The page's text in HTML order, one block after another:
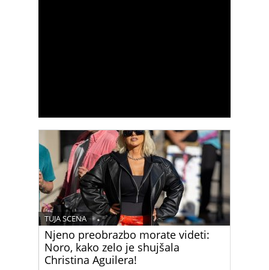
Njeno preobrazbo morate videti:
Noro, kako zelo je shujšala
Christina Aguilera!
TUJA SCENA